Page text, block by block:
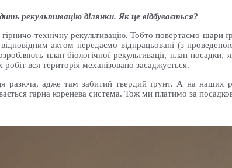
рекультивацію ділянки. Як це відбувається?
технічну рекультивацію. Тобто повертаємо шари
актом передаємо відпрацьовані (з
план біологічної рекультивації, план
вся територія механізовано засаджується.
разюча, адже там забитий твердий ґрунт. А на наших
гарна коренева система. Тож ми платимо за